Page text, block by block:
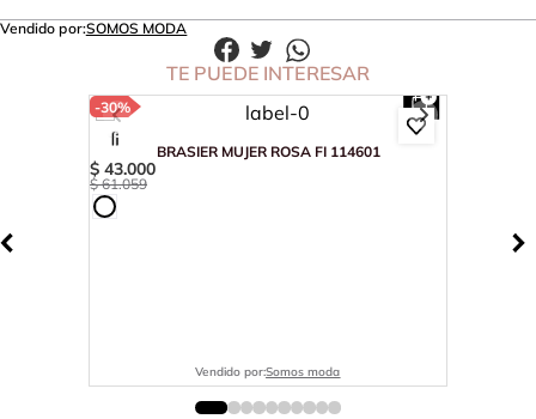
Vendido por:SOMOS MODA
TE PUEDE INTERESAR
-30%
BRASIER MUJER ROSA FI 114601
$ 43.000
$ 61.059
Vendido por:Somos moda